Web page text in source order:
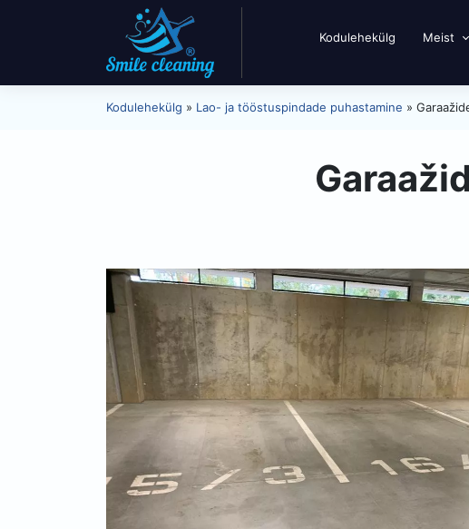
Kodulehekülg Meist
Kodulehekülg » Lao- ja tööstuspindade puhastamine »